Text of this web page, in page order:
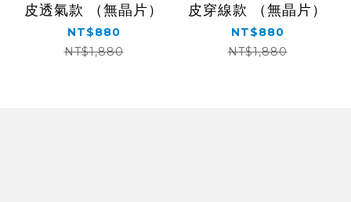
皮透氣款 （無晶片）
NT$880
NT$1,880
皮穿線款 （無晶片）
NT$880
NT$1,880